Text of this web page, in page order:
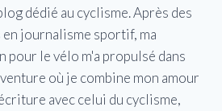
dédié au cyclisme. Après des
en journalisme sportif, ma
pour le vélo m'a propulsé dans
où je combine mon amour
avec celui du cyclisme,